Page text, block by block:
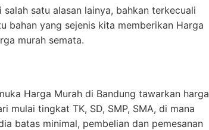
satu alasan lainya, bahkan terkecuali
bahan yang sejenis kita memberikan Harga
murah semata.
Harga Murah di Bandung tawarkan harga
mulai tingkat TK, SD, SMP, SMA, di mana
batas minimal, pembelian dan pemesanan